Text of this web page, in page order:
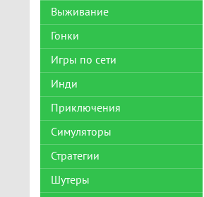
Выживание
Гонки
Игры по сети
Инди
Приключения
Симуляторы
Стратегии
Шутеры